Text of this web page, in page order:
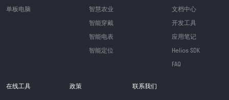
单板电脑
智慧农业
智能穿戴
智能电表
智能定位
文档中心
开发工具
应用笔记
Helios SDK
FAQ
在线工具 政策 联系我们